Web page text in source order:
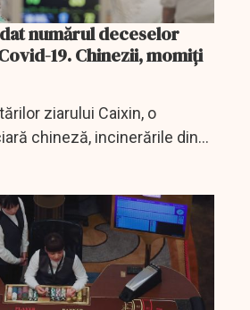
numărul deceselor
19. Chinezii, momiți
ziarului Caixin, o
chineză, incinerările din
au crescut cu 72,7%